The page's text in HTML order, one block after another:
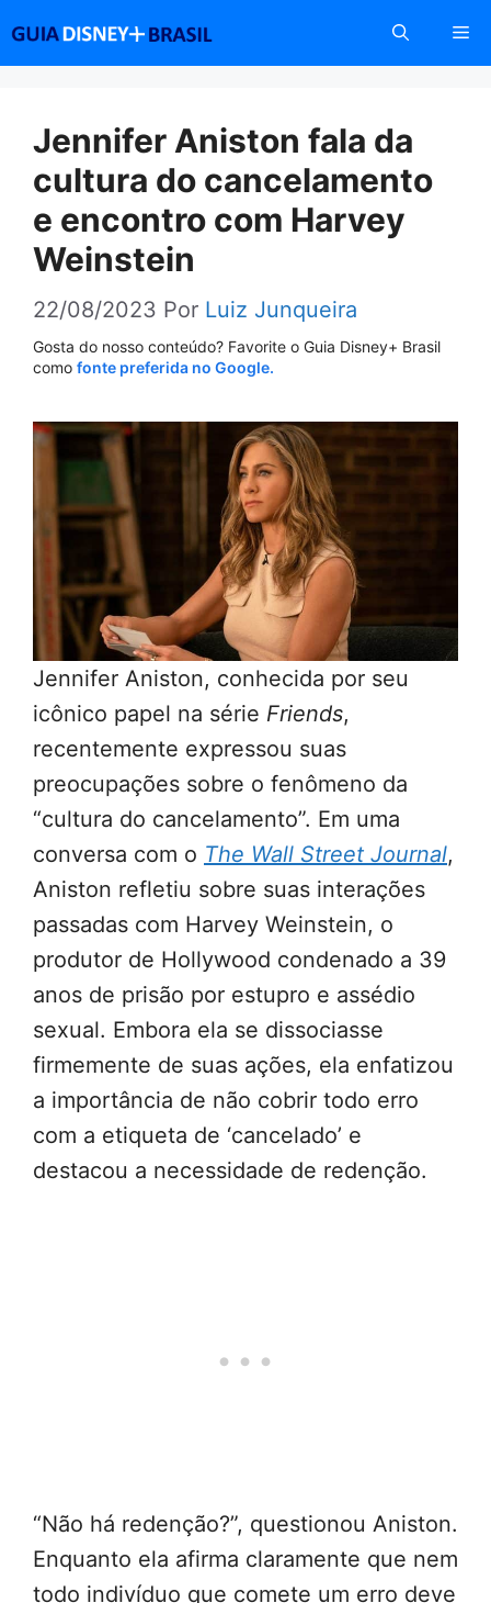
conteúdo
Jennifer Aniston fala da
cultura do cancelamento
e encontro com Harvey
Weinstein
22/08/2023 Por Luiz Junqueira
Gosta do nosso conteúdo? Favorite o Guia Disney+ Brasil
como fonte preferida no Google.
Jennifer Aniston, conhecida por seu
icônico papel na série Friends,
recentemente expressou suas
preocupações sobre o fenômeno da
“cultura do cancelamento”. Em uma
conversa com o The Wall Street Journal,
Aniston refletiu sobre suas interações
passadas com Harvey Weinstein, o
produtor de Hollywood condenado a 39
anos de prisão por estupro e assédio
sexual. Embora ela se dissociasse
firmemente de suas ações, ela enfatizou
a importância de não cobrir todo erro
com a etiqueta de ‘cancelado’ e
destacou a necessidade de redenção.
“Não há redenção?”, questionou Aniston.
Enquanto ela afirma claramente que nem
todo indivíduo que comete um erro deve